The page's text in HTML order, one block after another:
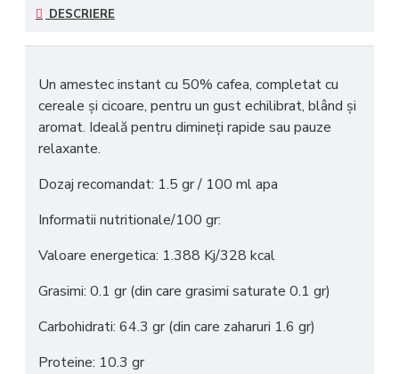
DESCRIERE
Un amestec instant cu 50% cafea, completat cu
cereale și cicoare, pentru un gust echilibrat, blând și
aromat. Ideală pentru dimineți rapide sau pauze
relaxante.
Dozaj recomandat: 1.5 gr / 100 ml apa
Informatii nutritionale/100 gr:
Valoare energetica: 1.388 Kj/328 kcal
Grasimi: 0.1 gr (din care grasimi saturate 0.1 gr)
Carbohidrati: 64.3 gr (din care zaharuri 1.6 gr)
Proteine: 10.3 gr